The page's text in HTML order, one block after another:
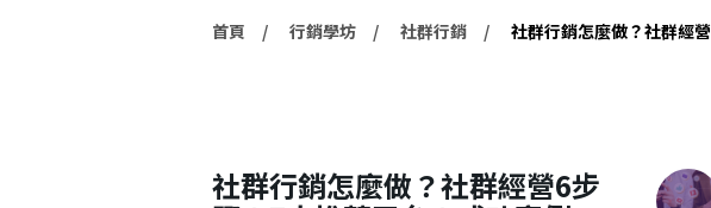
首頁 行銷學坊 社群行銷 社群行銷怎麼做？社群經
社群行銷怎麼做？社群經營6步